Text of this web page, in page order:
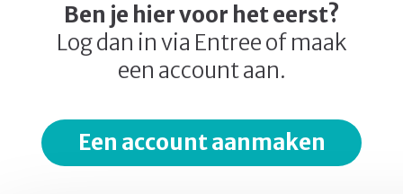
Ben je hier voor het eerst?
Log dan in via Entree of maak
een account aan.
Een account aanmaken